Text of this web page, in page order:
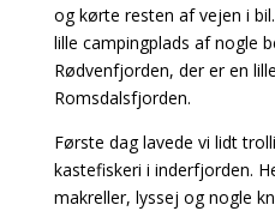
og kørte resten af vejen i
lille campingplads af nogle
Rødvenfjorden, der er en
Romsdalsfjorden.
Første dag lavede vi lidt
kastefiskeri i inderfjorden.
makreller, lyssej og nogle